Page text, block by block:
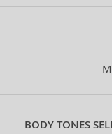
BODY TONES